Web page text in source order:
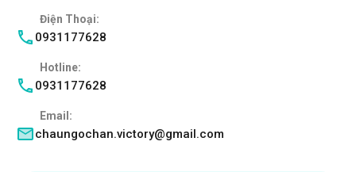
Điện Thoại:
0931177628
Hotline:
0931177628
Email:
chaungochan.victory@gmail.com